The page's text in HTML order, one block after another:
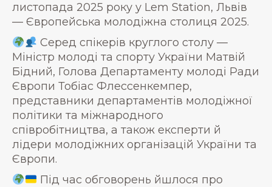
листопада 2025 року у Lem Station, Львів
— Європейська молодіжна столиця 2025.
Серед спікерів круглого столу —
Міністр молоді та спорту України Матвій
Бідний, Голова Департаменту молоді Ради
Європи Тобіас Флессенкемпер,
представники департаментів молодіжної
політики та міжнародного
співробітництва, а також експерти й
лідери молодіжних організацій України та
Європи.
Під час обговорень йшлося про